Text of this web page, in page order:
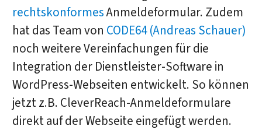
rechtskonformesAnmeldeformular. Zudem
hat das Team von CODE64 (Andreas Schauer)
noch weitere Vereinfachungen für die
Integration der Dienstleister-Software in
WordPress-Webseiten entwickelt. So können
jetzt z.B. CleverReach-Anmeldeformulare
direkt auf der Webseite eingefügt werden.